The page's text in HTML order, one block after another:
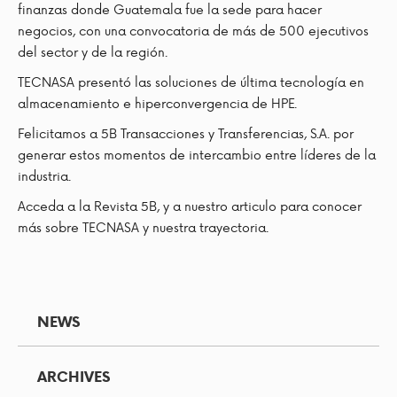
finanzas donde Guatemala fue la sede para hacer
negocios, con una convocatoria de más de 500 ejecutivos
del sector y de la región.
TECNASA presentó las soluciones de última tecnología en
almacenamiento e hiperconvergencia de HPE.
Felicitamos a 5B Transacciones y Transferencias, S.A. por
generar estos momentos de intercambio entre líderes de la
industria.
Acceda a la Revista 5B, y a nuestro articulo para conocer
más sobre TECNASA y nuestra trayectoria.
NEWS
ARCHIVES